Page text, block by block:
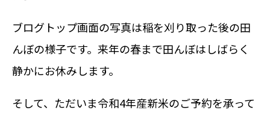
ブログトップ画面の写真は稲を刈り取った後の田
んぼの様子です。来年の春まで田んぼはしばらく
静かにお休みします。
そして、ただいま令和4年産新米のご予約を承って